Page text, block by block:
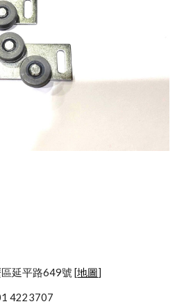
中壢區延平路649號 [
地圖]
4223707